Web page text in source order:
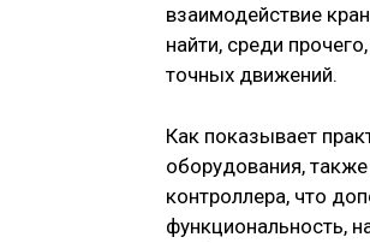
взаимодействие
найти, среди
точных движений.
Как показывает
оборудования,
контроллера, что
функциональность,